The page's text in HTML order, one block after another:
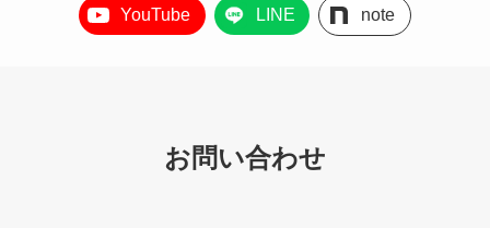
YouTube LINE note
お問い合わせ